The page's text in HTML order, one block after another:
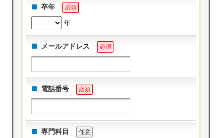
卒年 必須
年
メールアドレス 必須
電話番号 必須
専門科目 任意